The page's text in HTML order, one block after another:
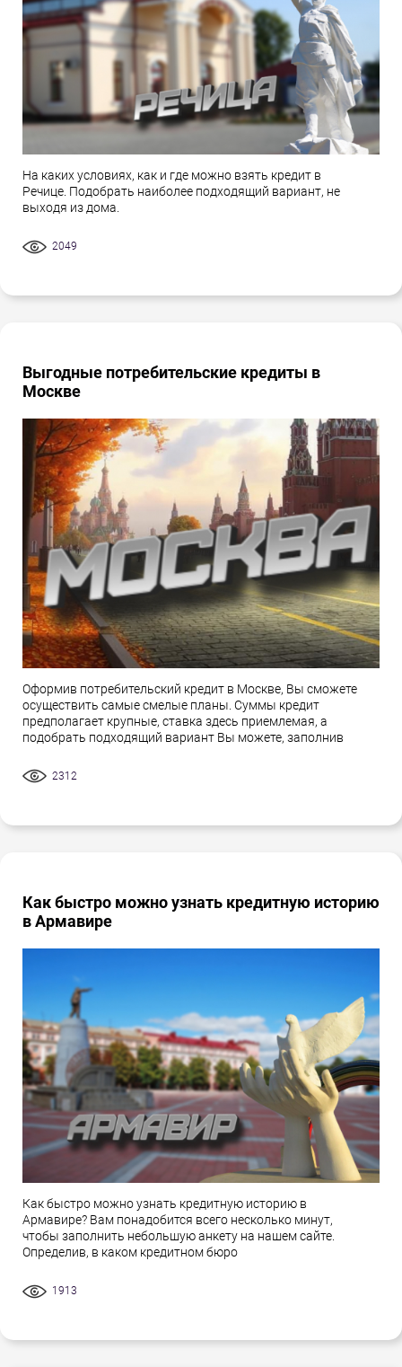
На каких условиях, как и где можно взять кредит в
Речице. Подобрать наиболее подходящий вариант, не
выходя из дома.
2049
Выгодные потребительские кредиты в
Москве
Оформив потребительский кредит в Москве, Вы сможете
осуществить самые смелые планы. Суммы кредит
предполагает крупные, ставка здесь приемлемая, а
подобрать подходящий вариант Вы можете, заполнив
2312
Как быстро можно узнать кредитную историю
в Армавире
Как быстро можно узнать кредитную историю в
Армавире? Вам понадобится всего несколько минут,
чтобы заполнить небольшую анкету на нашем сайте.
Определив, в каком кредитном бюро
1913